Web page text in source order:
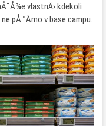
vlastnÄ› kdekoli
pÅ™Ã­mo v base campu.